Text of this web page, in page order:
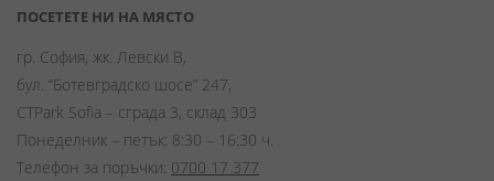
ПОСЕТЕТЕ НИ НА МЯСТО
гр. София, жк. Левски В,
бул. “Ботевградско шосе” 247,
CTPark Sofia – сграда 3, склад 303
Понеделник – петък: 8:30 – 16:30 ч.
Телефон за поръчки: 0700 17 377